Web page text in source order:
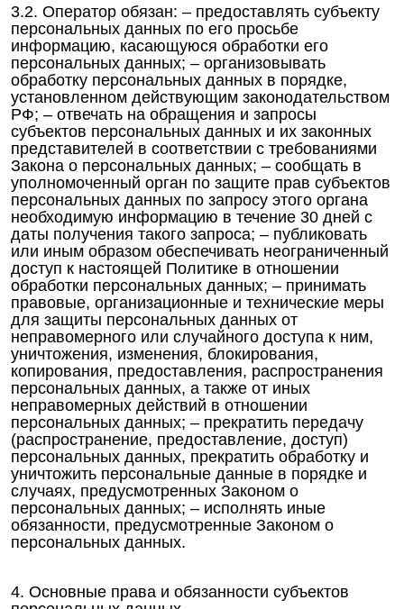
3.2. Оператор обязан: – предоставлять субъекту
персональных данных по его просьбе
информацию, касающуюся обработки его
персональных данных; – организовывать
обработку персональных данных в порядке,
установленном действующим законодательством
РФ; – отвечать на обращения и запросы
субъектов персональных данных и их законных
представителей в соответствии с требованиями
Закона о персональных данных; – сообщать в
уполномоченный орган по защите прав субъектов
персональных данных по запросу этого органа
необходимую информацию в течение 30 дней с
даты получения такого запроса; – публиковать
или иным образом обеспечивать неограниченный
доступ к настоящей Политике в отношении
обработки персональных данных; – принимать
правовые, организационные и технические меры
для защиты персональных данных от
неправомерного или случайного доступа к ним,
уничтожения, изменения, блокирования,
копирования, предоставления, распространения
персональных данных, а также от иных
неправомерных действий в отношении
персональных данных; – прекратить передачу
(распространение, предоставление, доступ)
персональных данных, прекратить обработку и
уничтожить персональные данные в порядке и
случаях, предусмотренных Законом о
персональных данных; – исполнять иные
обязанности, предусмотренные Законом о
персональных данных.
4. Основные права и обязанности субъектов